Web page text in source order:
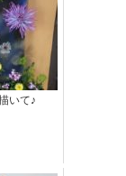
いて♪